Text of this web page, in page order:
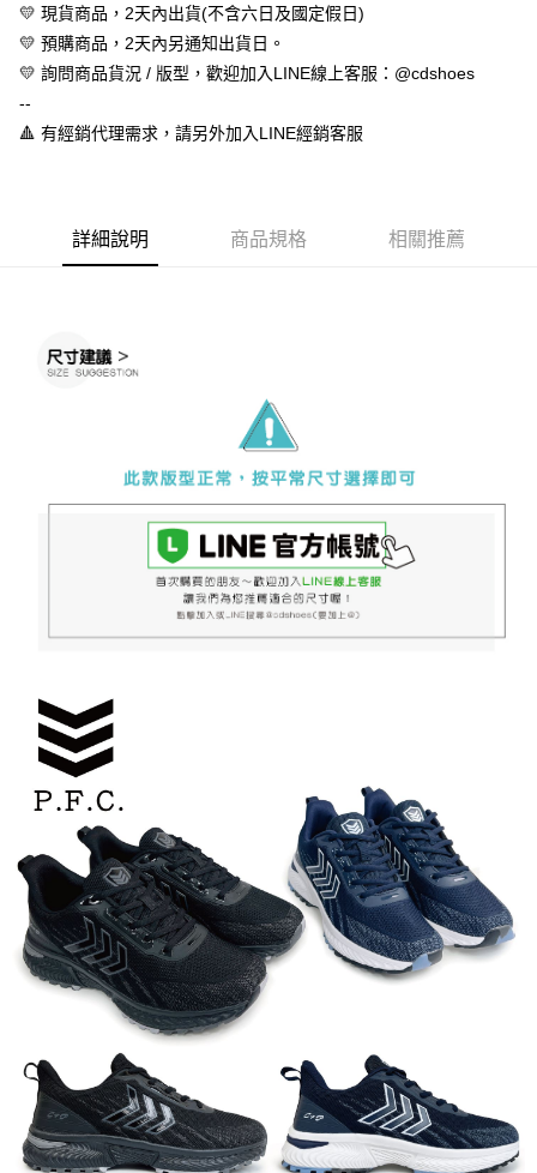
【「AFTEE先享後付」結帳流程】
１．於結帳方式選擇「AFTEE先享後付」後，將跳轉至「AFTEE先享後付」
結帳頁面，進行簡訊認證並確認金額後，即可完成結帳。
２．訂單成立數日內，您將收到繳費通知簡訊。
ATM／網路銀行／等多元方式進行付款，方視為交易完成。
※ 請注意：結帳手續完成當下不需立刻繳費，但若您需要取消訂單，請聯絡
是否繳費成功／繳費後需取消欲退款等相關疑問，請聯繫「AFTEE先享後付
客戶支援中心」 https://netprotections.freshdesk.com/support/home
權轉讓予恩沛科技股份有限公司。
２．關於個人資料處理事宜，請瀏覽以下網址：
３．未成年的使用者請事先徵得法定代理人或監護人之同意方可使用
「AFTEE先享後付」，若未經同意申辦者引起之損失，本公司不負相關責
４．使用「AFTEE先享後付」時，將依據個別帳號之用戶狀況，依本公司即
時審查核予不同之上限額度；若仍有額度不足之情形，本公司將視審查結果
請求用戶進行身份認證。
５．嚴禁一人註冊多個帳號或使用他人資訊註冊。若發現惡意使用之情形，
恩沛科技股份有限公司將有權停止該用戶之使用額度並採取法律行動。
每筆NT$60，滿NT$888(含以上)免運費
付款後全家取貨
每筆NT$60，滿NT$888(含以上)免運費
7-11取貨付款
每筆NT$60，滿NT$888(含以上)免運費
💛 現貨商品，2天內出貨(不含六日及國定假日)
💛 預購商品，2天內另通知出貨日。
💛 詢問商品貨況 / 版型，歡迎加入LINE線上客服：@cdshoes
--
🔺 有經銷代理需求，請另外加入LINE經銷客服
詳細說明 商品規格 相關推薦